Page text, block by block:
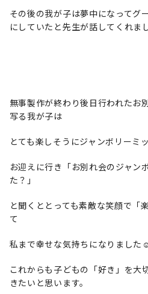
その後の我が子は夢中になってグ
にしていたと先生が話してくれま
無事製作が終わり後日行われたお
写る我が子は
とても楽しそうにジャンボリーミ
お迎えに行き「お別れ会のジャン
た？」
と聞くととっても素敵な笑顔で「
て
私まで幸せな気持ちになりました
これからも子どもの「好き」を大
きたいと思います。